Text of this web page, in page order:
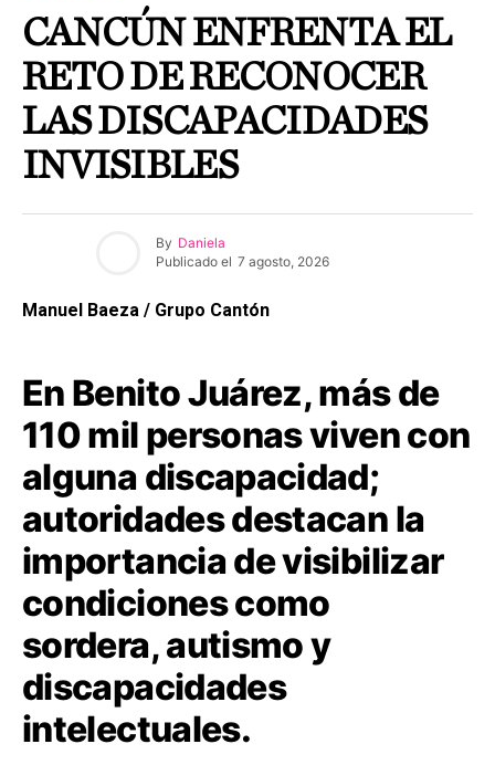
CANCÚN ENFRENTA EL
RETO DE RECONOCER
LAS DISCAPACIDADES
INVISIBLES
By Daniela
Publicado el 7 agosto, 2026
Manuel Baeza / Grupo Cantón
En Benito Juárez, más de
110 mil personas viven con
alguna discapacidad;
autoridades destacan la
importancia de visibilizar
condiciones como
sordera, autismo y
discapacidades
intelectuales.